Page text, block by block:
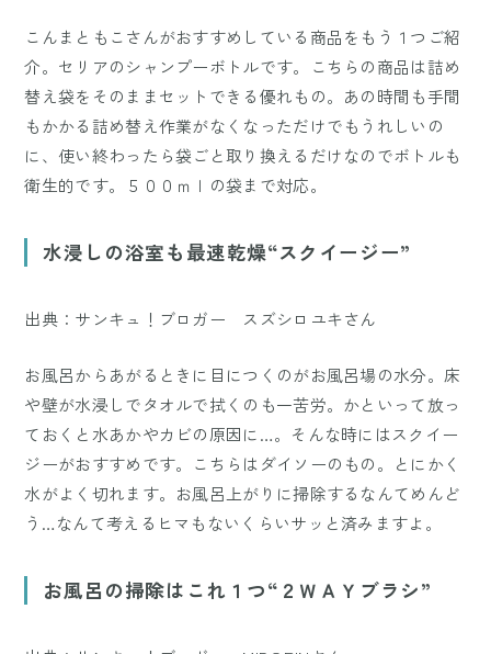
こんまともこさんがおすすめしている商品をもう１つご紹
介。セリアのシャンプーボトルです。こちらの商品は詰め
替え袋をそのままセットできる優れもの。あの時間も手間
もかかる詰め替え作業がなくなっただけでもうれしいの
に、使い終わったら袋ごと取り換えるだけなのでボトルも
衛生的です。５００ｍｌの袋まで対応。
水浸しの浴室も最速乾燥“スクイージー”
出典：サンキュ！ブロガー スズシロユキさん
お風呂からあがるときに目につくのがお風呂場の水分。床
や壁が水浸しでタオルで拭くのも一苦労。かといって放っ
ておくと水あかやカビの原因に…。そんな時にはスクイー
ジーがおすすめです。こちらはダイソーのもの。とにかく
水がよく切れます。お風呂上がりに掃除するなんてめんど
う…なんて考えるヒマもないくらいサッと済みますよ。
お風呂の掃除はこれ１つ“２ＷＡＹブラシ”